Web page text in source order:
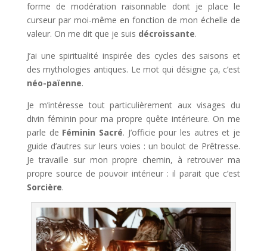
forme de modération raisonnable dont je place le
curseur par moi-même en fonction de mon échelle de
valeur. On me dit que je suis décroissante.
J’ai une spiritualité inspirée des cycles des saisons et
des mythologies antiques. Le mot qui désigne ça, c’est
néo-païenne.
Je m’intéresse tout particulièrement aux visages du
divin féminin pour ma propre quête intérieure. On me
parle de Féminin Sacré. J’officie pour les autres et je
guide d’autres sur leurs voies : un boulot de Prêtresse.
Je travaille sur mon propre chemin, à retrouver ma
propre source de pouvoir intérieur : il parait que c’est
Sorcière.